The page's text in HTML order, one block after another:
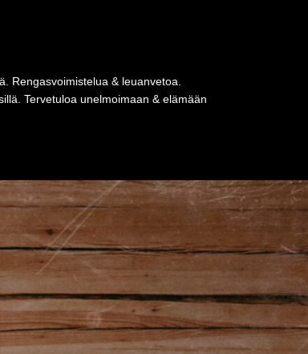
Rengasvoimistelua & leuanvetoa.
Tervetuloa unelmoimaan & elämään